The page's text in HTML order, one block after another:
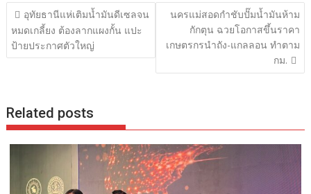
แนะแนว
เรื่อง
อุทัยธานีแห่เติมน้ำมันดีเซลจน
หมดเกลี้ยง ต้องลากแผงกั้น แปะ
ป้ายประกาศตัวใหญ่
นครแม่สอดกำชับปั๊มน้ำมันห้าม
กักตุน ฉวยโอกาสขึ้นราคา
เกษตรกรนำถัง-แกลลอน ทำตาม
กม.
Related posts